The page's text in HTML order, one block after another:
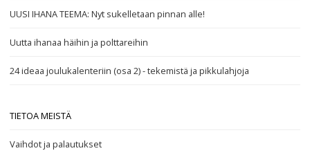
UUSI IHANA TEEMA: Nyt sukelletaan pinnan alle!
Uutta ihanaa häihin ja polttareihin
24 ideaa joulukalenteriin (osa 2) - tekemistä ja pikkulahjoja
TIETOA MEISTÄ
Vaihdot ja palautukset